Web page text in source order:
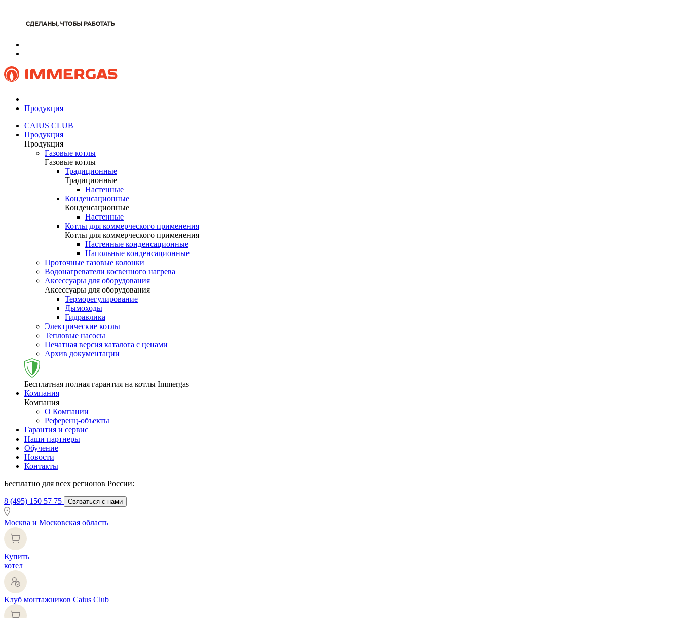
Продукция
CAIUS CLUB
Продукция
Продукция
Газовые котлы
Газовые котлы
Традиционные
Традиционные
Настенные
Конденсационные
Конденсационные
Настенные
Котлы для коммерческого применения
Котлы для коммерческого применения
Настенные конденсационные
Напольные конденсационные
Проточные газовые колонки
Водонагреватели косвенного нагрева
Аксессуары для оборудования
Аксессуары для оборудования
Терморегулирование
Дымоходы
Гидравлика
Электрические котлы
Тепловые насосы
Печатная версия каталога с ценами
Архив документации
Бесплатная полная гарантия на котлы Immergas
Компания
Компания
О Компании
Референц-объекты
Гарантия и сервис
Наши партнеры
Обучение
Новости
Контакты
Бесплатно для всех регионов России:
8 (495) 150 57 75 Связаться с нами
Москва и Московская область
Купить
котел
Клуб монтажников Caius Club